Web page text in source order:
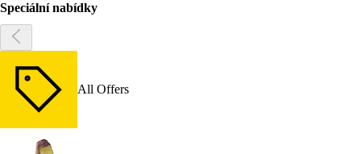
Speciální nabídky
All Offers